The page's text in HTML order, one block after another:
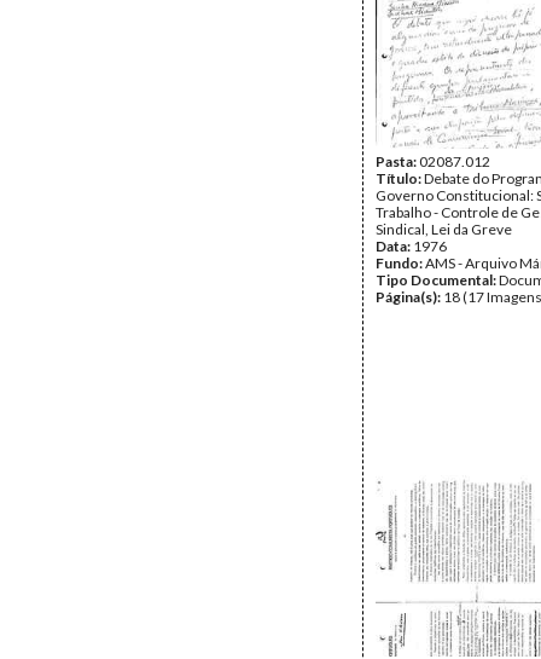
Pasta:02087.012
Título:Debate do
Governo Constitucional:
Trabalho - Controle de
Sindical, Lei da Greve
Data: 1976
Fundo:AMS - Arquivo
Tipo Documental:
Página(s): 18 (17